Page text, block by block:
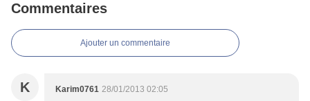
Commentaires
Ajouter un commentaire
K Karim0761 28/01/2013 02:05